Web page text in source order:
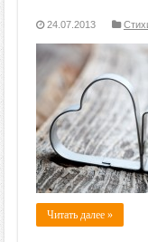
24.07.2013
Читать далее »